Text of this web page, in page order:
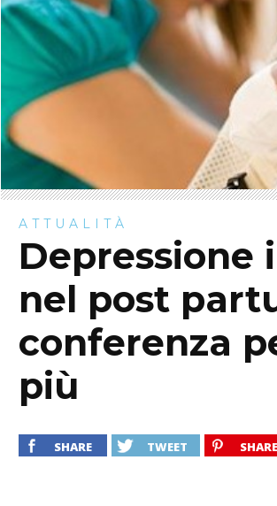
ATTUALITÀ
Depressione
nel post
conferenza
più
SHARE TWEET SHARE